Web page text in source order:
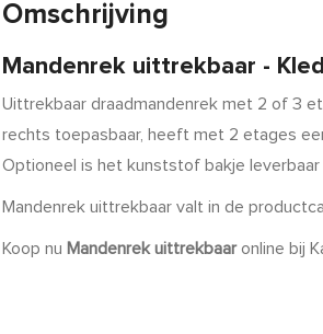
Omschrijving
Mandenrek uittrekbaar -
Uittrekbaar draadmandenrek met 2 of 3
rechts toepasbaar, heeft met 2 etages
Optioneel is het kunststof bakje
Mandenrek uittrekbaar valt in de
Koop nu Mandenrek uittrekbaaronline bij